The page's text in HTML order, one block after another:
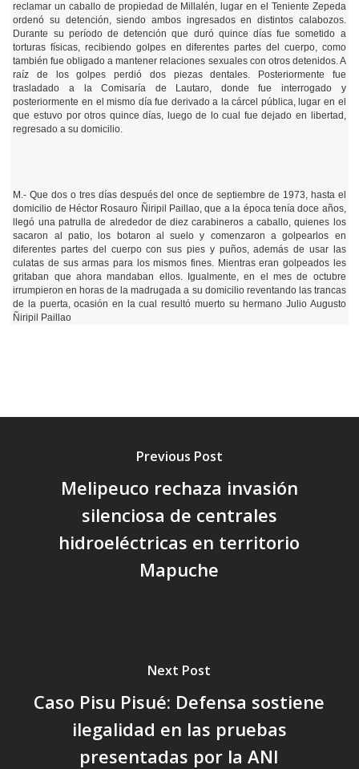
reclamar un caballo de propiedad de Millalén, lugar en el Teniente Zepeda
ordenó su detención, siendo ambos ingresados en distintos calabozos.
Durante su período de detención que duró quince días fue sometido a
torturas físicas, recibiendo golpes en diferentes partes del cuerpo, como
también fue obligado a mantener relaciones sexuales con otros detenidos. A
raíz de los golpes perdió dos piezas dentales. Posteriormente fue
trasladado a la Comisaría de Lautaro, donde fue interrogado y
posteriormente en el mismo día fue derivado a la cárcel pública, lugar en el
que estuvo por otros quince días, luego de lo cual fue dejado en libertad,
regresado a su domicilio.
M.- Que dos o tres días después del once de septiembre de 1973, hasta el
domicilio de Héctor Rosauro Ñiripil Paillao, que a la época tenía doce años,
llegó una patrulla de alrededor de diez carabineros a caballo, quienes los
sacaron al patio, los botaron al suelo y comenzaron a golpearlos en
diferentes partes del cuerpo con sus pies y puños, además de usar las
culatas de sus armas para los mismos fines. Mientras eran golpeados les
gritaban que ahora mandaban ellos. Igualmente, en el mes de octubre
irrumpieron en horas de la madrugada a su domicilio reventando las trancas
de la puerta, ocasión en la cual resultó muerto su hermano Julio Augusto
Ñiripil Paillao
Previous Post
Melipeuco rechaza invasión
silenciosa de centrales
hidroeléctricas en territorio
Mapuche
Next Post
Caso Pisu Pisué: Defensa sostiene
ilegalidad en las pruebas
presentadas por la ANI